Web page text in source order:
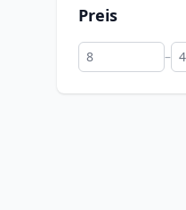
Preis
–